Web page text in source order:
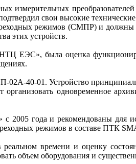
свои высокие технические
режимов (СМПР) и должны
этих устройств.
ЕЭС», была оценка
40-01. Устройство
одновременное
года и рекомендованы для
режимов в составе ПТК
времени и оценку
объем оборудования и